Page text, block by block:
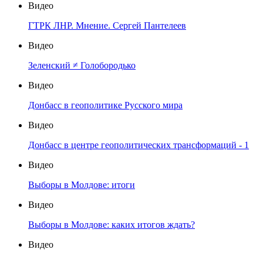
Видео
ГТРК ЛНР. Мнение. Сергей Пантелеев
Видео
Зеленский ≠ Голобородько
Видео
Донбасс в геополитике Русского мира
Видео
Донбасс в центре геополитических трансформаций - 1
Видео
Выборы в Молдове: итоги
Видео
Выборы в Молдове: каких итогов ждать?
Видео